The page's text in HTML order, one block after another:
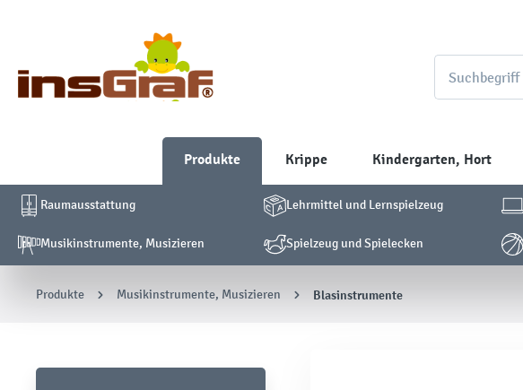
Produkte Krippe Kindergarten, Hort
Raumausstattung Lehrmittel und Lernspielzeug
Musikinstrumente, Musizieren Spielzeug und Spielecken
Produkte Musikinstrumente, Musizieren Blasinstrumente